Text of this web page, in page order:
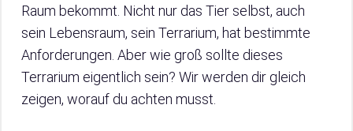
Raum bekommt. Nicht nur das Tier selbst, auch
sein Lebensraum, sein Terrarium, hat bestimmte
Anforderungen. Aber wie groß sollte dieses
Terrarium eigentlich sein? Wir werden dir gleich
zeigen, worauf du achten musst.